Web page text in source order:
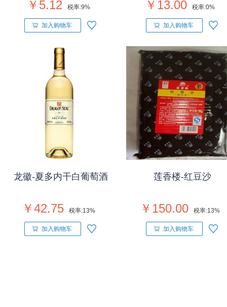
￥5.12 税率:9%
加入购物车
￥13.00 税率:0%
加入购物车
龙徽-夏多内干白葡萄酒
￥42.75 税率:13%
加入购物车
莲香楼-红豆沙
￥150.00 税率:13%
加入购物车